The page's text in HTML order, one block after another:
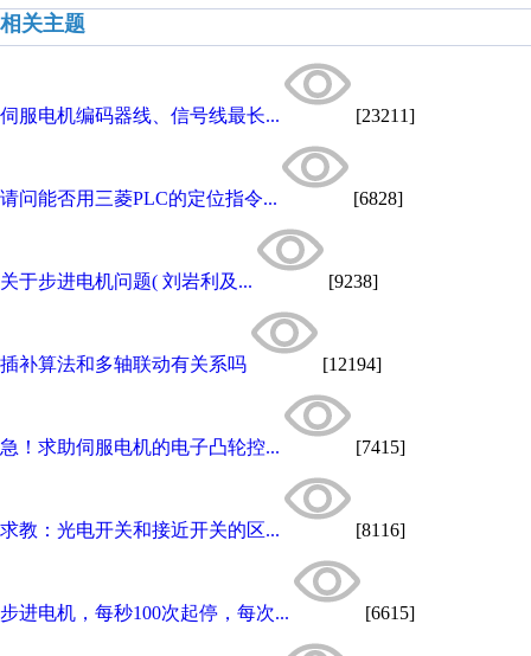
相关主题
伺服电机编码器线、信号线最长... [23211]
请问能否用三菱PLC的定位指令... [6828]
关于步进电机问题( 刘岩利及... [9238]
插补算法和多轴联动有关系吗 [12194]
急！求助伺服电机的电子凸轮控... [7415]
求教：光电开关和接近开关的区... [8116]
步进电机，每秒100次起停，每次... [6615]